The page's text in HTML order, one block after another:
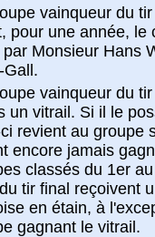
vainqueur du
pour une année, le
Monsieur Hans
Gall.
vainqueur du
un vitrail. Si il le
revient au groupe
encore jamais
classés du 1er
tir final reçoivent
en étain, à
gagnant le vitrail.